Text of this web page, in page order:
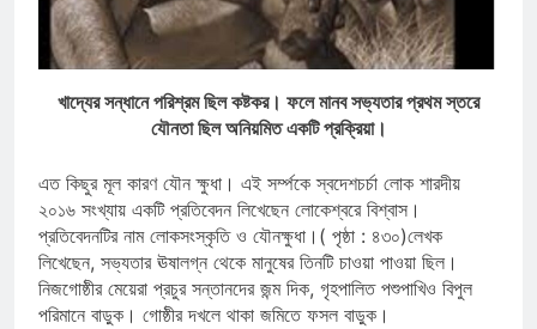
খাদ্যের সন্ধানে পরিশ্রম ছিল কষ্টকর। ফলে মানব সভ্যতার প্রথম স্তরে
যৌনতা ছিল অনিয়মিত একটি প্রক্রিয়া।
এত কিছুর মূল কারণ যৌন ক্ষুধা। এই সর্ম্পকে স্বদেশচর্চা লোক শারদীয়
২০১৬ সংখ্যায় একটি প্রতিবেদন লিখেছেন লোকেশ্বরে বিশ্বাস।
প্রতিবেদনটির নাম লোকসংস্কৃতি ও যৌনক্ষুধা।( পৃষ্ঠা : ৪৩০)লেখক
লিখেছেন, সভ্যতার ঊষালগ্ন থেকে মানুষের তিনটি চাওয়া পাওয়া ছিল।
নিজগোষ্ঠীর মেয়েরা প্রচুর সন্তানদের জন্ম দিক, গৃহপালিত পশুপাখিও বিপুল
পরিমানে বাড়ুক। গোষ্ঠীর দখলে থাকা জমিতে ফসল বাড়ুক।